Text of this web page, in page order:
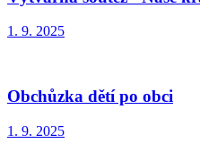
1. 9. 2025
Obchůzka dětí po obci
1. 9. 2025